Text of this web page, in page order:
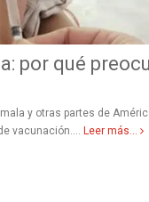
qué preocupa
partes de América en
Leer más...